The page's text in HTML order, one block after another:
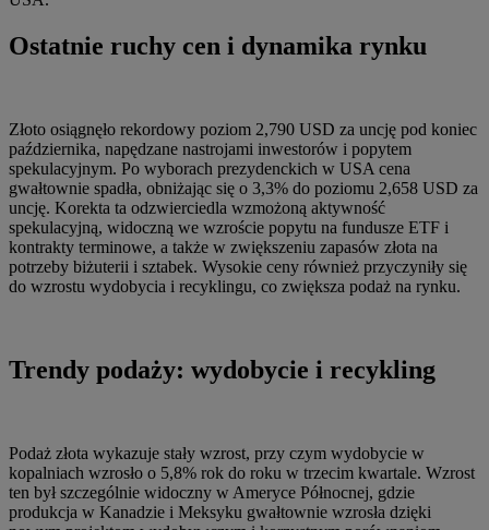
Ostatnie ruchy cen i dynamika rynku
Złoto osiągnęło rekordowy poziom 2,790 USD za uncję pod koniec
października, napędzane nastrojami inwestorów i popytem
spekulacyjnym. Po wyborach prezydenckich w USA cena
gwałtownie spadła, obniżając się o 3,3% do poziomu 2,658 USD za
uncję. Korekta ta odzwierciedla wzmożoną aktywność
spekulacyjną, widoczną we wzroście popytu na fundusze ETF i
kontrakty terminowe, a także w zwiększeniu zapasów złota na
potrzeby biżuterii i sztabek. Wysokie ceny również przyczyniły się
do wzrostu wydobycia i recyklingu, co zwiększa podaż na rynku.
Trendy podaży: wydobycie i recykling
Podaż złota wykazuje stały wzrost, przy czym wydobycie w
kopalniach wzrosło o 5,8% rok do roku w trzecim kwartale. Wzrost
ten był szczególnie widoczny w Ameryce Północnej, gdzie
produkcja w Kanadzie i Meksyku gwałtownie wzrosła dzięki